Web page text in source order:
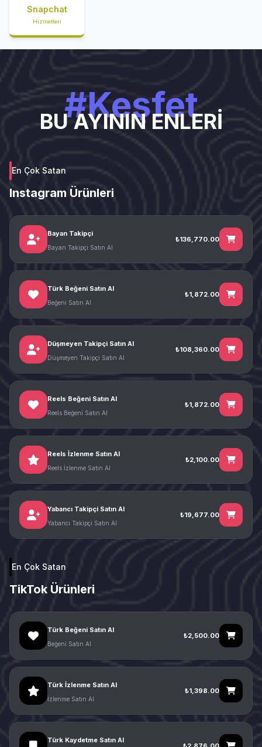
Snapchat
Hizmetleri
#Keşfet
BU AYININ ENLERİ
En Çok Satan
Instagram Ürünleri
Bayan Takipçi
Bayan Takipçi Satın Al
₺136,770.00
Türk Beğeni Satın Al
Beğeni Satın Al
₺1,872.00
Düşmeyen Takipçi Satın Al
Düşmeyen Takipçi Satın Al
₺108,360.00
Reels Beğeni Satın Al
Reels Beğeni Satın Al
₺1,872.00
Reels İzlenme Satın Al
Reels İzlenme Satın Al
₺2,100.00
Yabancı Takipçi Satın Al
Yabancı Takipçi Satın Al
₺19,677.00
En Çok Satan
TikTok Ürünleri
Türk Beğeni Satın Al
Beğeni Satın Al
₺2,500.00
Türk İzlenme Satın Al
İzlenme Satın Al
₺1,398.00
Türk Kaydetme Satın Al